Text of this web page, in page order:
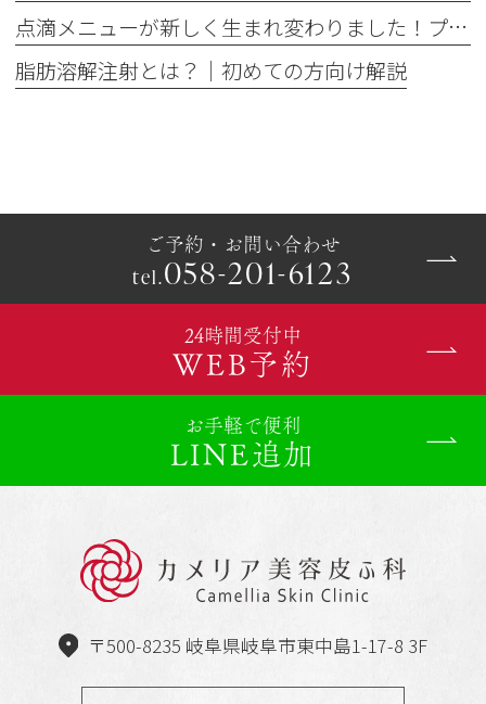
点滴メニューが新しく生まれ変わりました！プレミアム美容点滴・プレミアム疲労回復点滴がスタート
脂肪溶解注射とは？｜初めての方向け解説
ご予約・お問い合わせ
tel.058-201-6123
24時間受付中
WEB予約
お手軽で便利
LINE追加
〒500-8235 岐阜県岐阜市東中島1-17-8 3F